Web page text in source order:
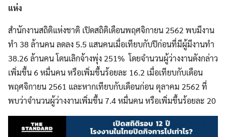
แห่ง
สำนักงานสถิติแห่งชาติ เปิดสถิติเดือนพฤศจิกายน 2562 พบมีงาน
ทำ 38 ล้านคน ลดลง 5.5 แสนคนเมื่อเทียบกับปีก่อนที่มีผู้มีงานทำ
38.26 ล้านคน โดนเลิกจ้างพุ่ง 251% โดยจำนวนผู้ว่างงานดังกล่าว
เพิ่มขึ้น 6 หมื่นคน หรือเพิ่มขึ้นร้อยละ 16.2 เมื่อเทียบกับเดือน
พฤศจิกายน 2561 และหากเทียบกับเดือนก่อน ตุลาคม 2562 ที่
พบว่าจำนวนผู้ว่างงานเพิ่มขึ้น 7.4 หมื่นคน หรือเพิ่มขึ้นร้อยละ 20